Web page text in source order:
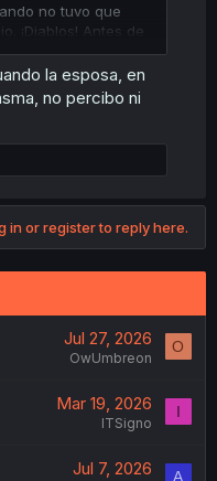
no tuvo que
¡Diablos! Antes de
¿y de alguna
cambia, la
eran la razón
sino que la
la esposa, en
no percibo ni
in or register to reply here.
Jul 27, 2026
OwUmbreon
O
Mar 19, 2026
ITSigno
I
Jul 7, 2026 A